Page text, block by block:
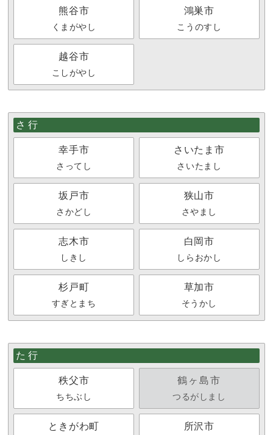
熊谷市
くまがやし
鴻巣市
こうのすし
越谷市
こしがやし
さ行
幸手市
さってし
さいたま市
さいたまし
坂戸市
さかどし
狭山市
さやまし
志木市
しきし
白岡市
しらおかし
杉戸町
すぎとまち
草加市
そうかし
た行
秩父市
ちちぶし
鶴ヶ島市
つるがしまし
ときがわ町 所沢市